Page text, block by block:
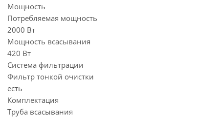
Мощность
Потребляемая мощность
2000 Вт
Мощность всасывания
420 Вт
Система фильтрации
Фильтр тонкой очистки
есть
Комплектация
Труба всасывания